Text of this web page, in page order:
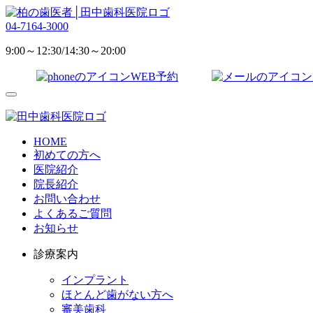
04-7164-3000
9:00～12:30/14:30～20:00
WEB予約
HOME
初めての方へ
医院紹介
院長紹介
お問い合わせ
よくあるご質問
お知らせ
診療案内
インプラント
ほとんど歯がない方へ
審美歯科